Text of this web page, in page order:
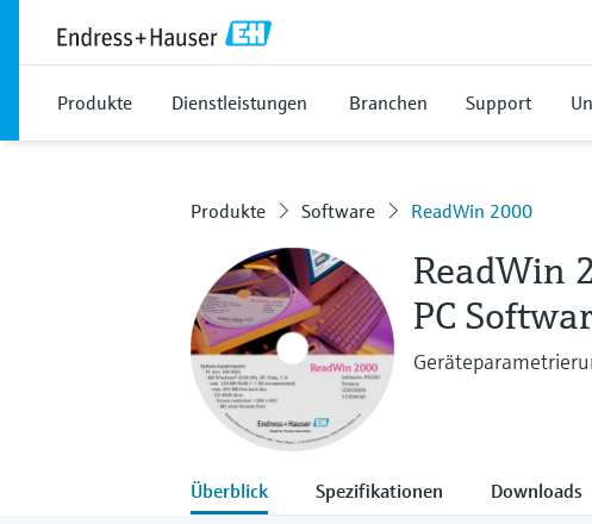
Produkte Dienstleistungen Branchen Support
Produkte Software ReadWin 2000
ReadWin
PC
Überblick Spezifikationen Downloads